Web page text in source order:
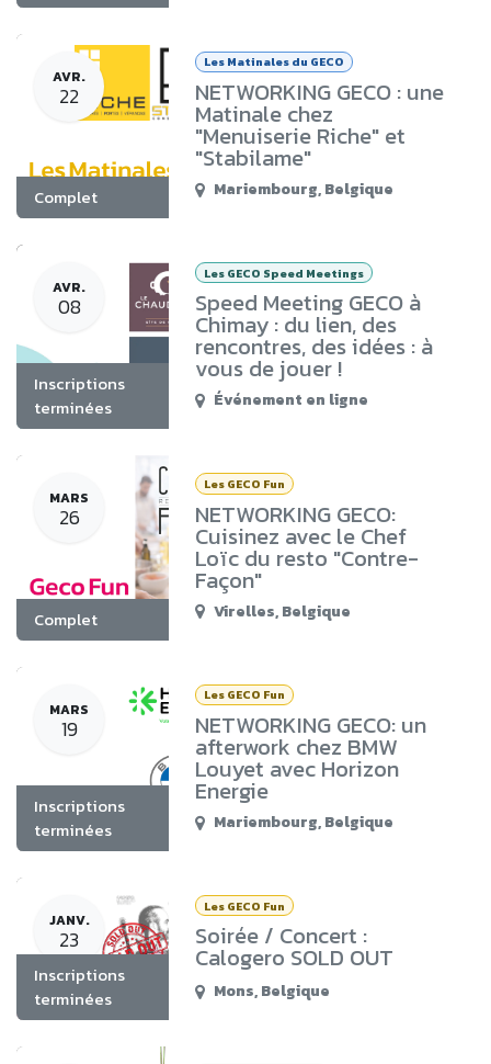
AVR.
22
Complet
Les Matinales du GECO
NETWORKING GECO : une
Matinale chez
"Menuiserie Riche" et
"Stabilame"
Mariembourg,Belgique
AVR.
08
Inscriptions
terminées
Les GECO Speed Meetings
Speed Meeting GECO à
Chimay : du lien, des
rencontres, des idées : à
vous de jouer !
Événement en ligne
MARS
26
Complet
Les GECO Fun
NETWORKING GECO:
Cuisinez avec le Chef
Loïc du resto "Contre-
Façon"
Virelles,Belgique
MARS
19
Inscriptions
terminées
Les GECO Fun
NETWORKING GECO: un
afterwork chez BMW
Louyet avec Horizon
Energie
Mariembourg,Belgique
JANV.
23
Inscriptions
terminées
Les GECO Fun
Soirée / Concert :
Calogero SOLD OUT
Mons,Belgique